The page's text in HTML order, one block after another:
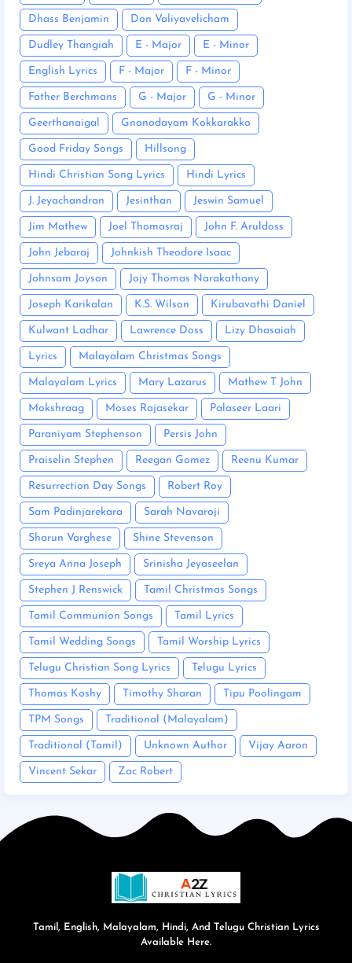
Dhass Benjamin Don Valiyavelicham
Dudley Thangiah E - Major E - Minor
English Lyrics F - Major F - Minor
Father Berchmans G - Major G - Minor
Geerthanaigal Gnanodayam Kokkarakko
Good Friday Songs Hillsong
Hindi Christian Song Lyrics Hindi Lyrics
J. Jeyachandran Jesinthan Jeswin Samuel
Jim Mathew Joel Thomasraj John F. Aruldoss
John Jebaraj Johnkish Theodore Isaac
Johnsam Joyson Jojy Thomas Narakathany
Joseph Karikalan K.S. Wilson Kirubavathi Daniel
Kulwant Ladhar Lawrence Doss Lizy Dhasaiah
Lyrics Malayalam Christmas Songs
Malayalam Lyrics Mary Lazarus Mathew T John
Mokshraag Moses Rajasekar Palaseer Laari
Paraniyam Stephenson Persis John
Praiselin Stephen Reegan Gomez Reenu Kumar
Resurrection Day Songs Robert Roy
Sam Padinjarekara Sarah Navaroji
Sharun Varghese Shine Stevenson
Sreya Anna Joseph Srinisha Jeyaseelan
Stephen J Renswick Tamil Christmas Songs
Tamil Communion Songs Tamil Lyrics
Tamil Wedding Songs Tamil Worship Lyrics
Telugu Christian Song Lyrics Telugu Lyrics
Thomas Koshy Timothy Sharan Tipu Poolingam
TPM Songs Traditional (Malayalam)
Traditional (Tamil) Unknown Author Vijay Aaron
Vincent Sekar Zac Robert
Tamil, English, Malayalam, Hindi, And Telugu Christian Lyrics
Available Here.